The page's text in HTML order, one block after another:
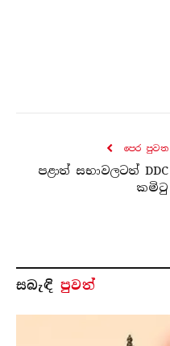
පෙර පුව​ත
පළාත් සභාවලටත් DDC
කමිටු
සබැ​ඳි පුවත්